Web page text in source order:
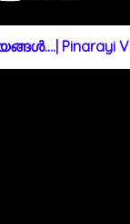
Pinarayi